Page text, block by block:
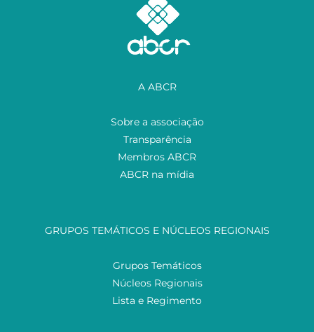
A ABCR
Sobre a associação
Transparência
Membros ABCR
ABCR na mídia
GRUPOS TEMÁTICOS E NÚCLEOS REGIONAIS
Grupos Temáticos
Núcleos Regionais
Lista e Regimento